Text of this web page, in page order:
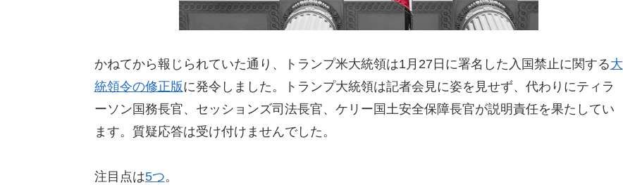
かねてから報じられていた通り、トランプ米大統領は1月27日に署名した入国禁止に関する大
統領令の修正版に発令しました。トランプ大統領は記者会見に姿を見せず、代わりにティラ
ーソン国務長官、セッションズ司法長官、ケリー国土安全保障長官が説明責任を果たしてい
ます。質疑応答は受け付けませんでした。
注目点は5つ。